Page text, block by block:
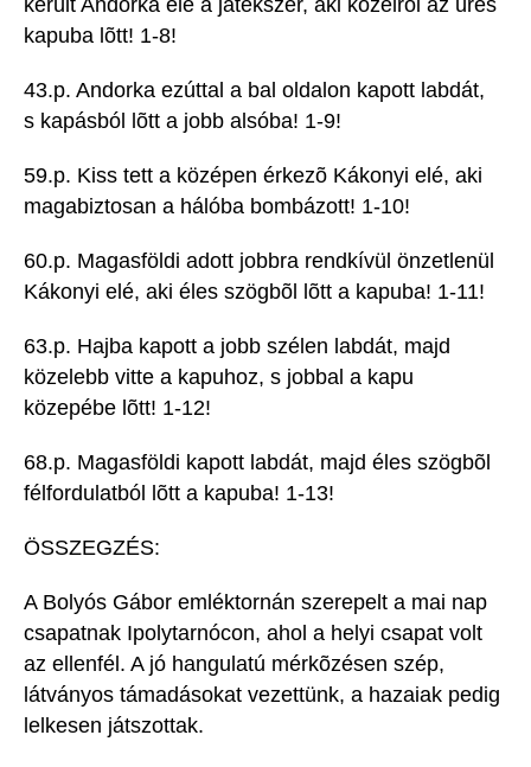
került Andorka elé a játékszer, aki közelrõl az üres
kapuba lõtt! 1-8!
43.p. Andorka ezúttal a bal oldalon kapott labdát,
s kapásból lõtt a jobb alsóba! 1-9!
59.p. Kiss tett a középen érkezõ Kákonyi elé, aki
magabiztosan a hálóba bombázott! 1-10!
60.p. Magasföldi adott jobbra rendkívül önzetlenül
Kákonyi elé, aki éles szögbõl lõtt a kapuba! 1-11!
63.p. Hajba kapott a jobb szélen labdát, majd
közelebb vitte a kapuhoz, s jobbal a kapu
közepébe lõtt! 1-12!
68.p. Magasföldi kapott labdát, majd éles szögbõl
félfordulatból lõtt a kapuba! 1-13!
ÖSSZEGZÉS:
A Bolyós Gábor emléktornán szerepelt a mai nap
csapatnak Ipolytarnócon, ahol a helyi csapat volt
az ellenfél. A jó hangulatú mérkõzésen szép,
látványos támadásokat vezettünk, a hazaiak pedig
lelkesen játszottak.